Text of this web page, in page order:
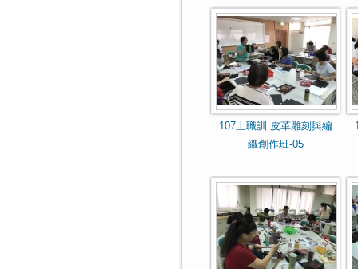
107上職訓 皮革雕刻與編
織創作班-05